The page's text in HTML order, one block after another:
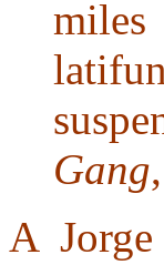
Gang
A